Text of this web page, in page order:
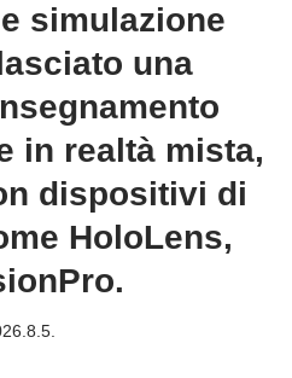
simulazione
una
in realtà mista,
dispositivi di
HoloLens,